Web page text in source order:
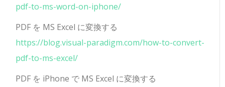
pdf-to-ms-word-on-iphone/
PDF を MS Excel に変換する
https://blog.visual-paradigm.com/how-to-convert-
pdf-to-ms-excel/
PDF を iPhone で MS Excel に変換する